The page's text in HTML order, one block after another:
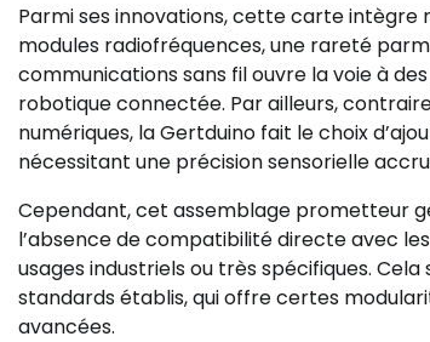
Parmi ses innovations, cette carte
modules radiofréquences, une rareté
communications sans fil ouvre la voie à
robotique connectée. Par ailleurs,
numériques, la Gertduino fait le choix
nécessitant une précision sensorielle
Cependant, cet assemblage prometteur
l’absence de compatibilité directe avec
usages industriels ou très spécifiques.
standards établis, qui offre certes
avancées.